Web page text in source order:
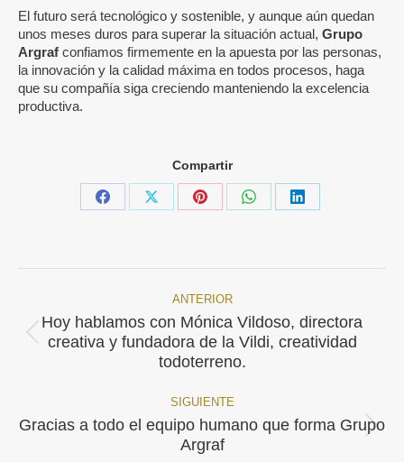
El futuro será tecnológico y sostenible, y aunque aún quedan
unos meses duros para superar la situación actual, Grupo
Argraf confiamos firmemente en la apuesta por las personas,
la innovación y la calidad máxima en todos procesos, haga
que su compañía siga creciendo manteniendo la excelencia
productiva.
Compartir
Share
Share
Share
Share
Share
Navegación
entre
ANTERIOR
Publicación
anterior:
Hoy hablamos con Mónica Vildoso, directora
creativa y fundadora de la Vildi, creatividad
todoterreno.
SIGUIENTE
Publicación
siguiente:
Gracias a todo el equipo humano que forma Grupo
Argraf